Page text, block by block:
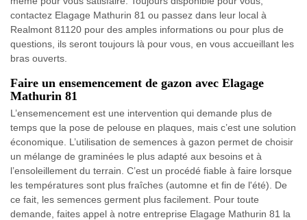
contactez Elagage Mathurin 81 ou passez dans leur local à
Realmont 81120 pour des amples informations ou pour plus de
questions, ils seront toujours là pour vous, en vous accueillant les
bras ouverts.
Faire un ensemencement de gazon avec Elagage
Mathurin 81
L’ensemencement est une intervention qui demande plus de
temps que la pose de pelouse en plaques, mais c’est une solution
économique. L’utilisation de semences à gazon permet de choisir
un mélange de graminées le plus adapté aux besoins et à
l’ensoleillement du terrain. C’est un procédé fiable à faire lorsque
les températures sont plus fraîches (automne et fin de l'été). De
ce fait, les semences germent plus facilement. Pour toute
demande, faites appel à notre entreprise Elagage Mathurin 81 la